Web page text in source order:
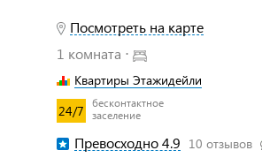
Посмотреть на карте
1 комната ⋅
Квартиры Этажидейли
24/7
бесконтактное
заселение
Превосходно 4.9 10 отзывов